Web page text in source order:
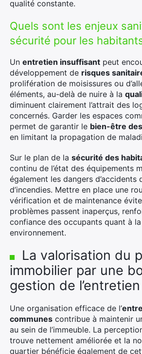
qualité constante.
Quels sont les enjeux
sécurité pour les
Un entretien insuffisant peut
développement de risques
prolifération de moisissures ou
éléments, au-delà de nuire à la
diminuent clairement l’attrait des
concernés. Garder les espaces
permet de garantir le bien-être
en limitant la propagation de
Sur le plan de la sécurité des
continu de l’état des équipements
également les dangers d’accidents
d’incendies. Mettre en place une
vérification et de maintenance
problèmes passent inaperçus,
confiance des occupants quant à
environnement.
La valorisation du
immobilier par une
gestion de l’entretien
Une organisation efficace de l’
communes contribue à maintenir
au sein de l’immeuble. La
trouve nettement améliorée et la
quartier bénéficie également de
Rechercher
: